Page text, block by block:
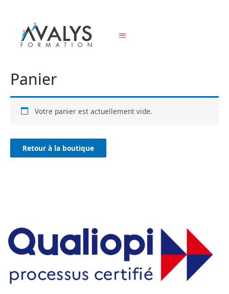
Panier
Votre panier est actuellement vide.
Retour à la boutique